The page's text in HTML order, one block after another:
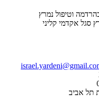
וטיפול נמרץ
סגל אקדמי קליני